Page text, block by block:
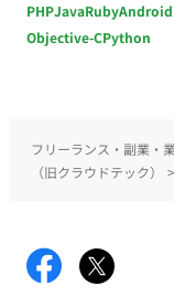
PHPJavaRuby
Objective-CPython
フリーランス・副業・
（旧クラウドテック）
>